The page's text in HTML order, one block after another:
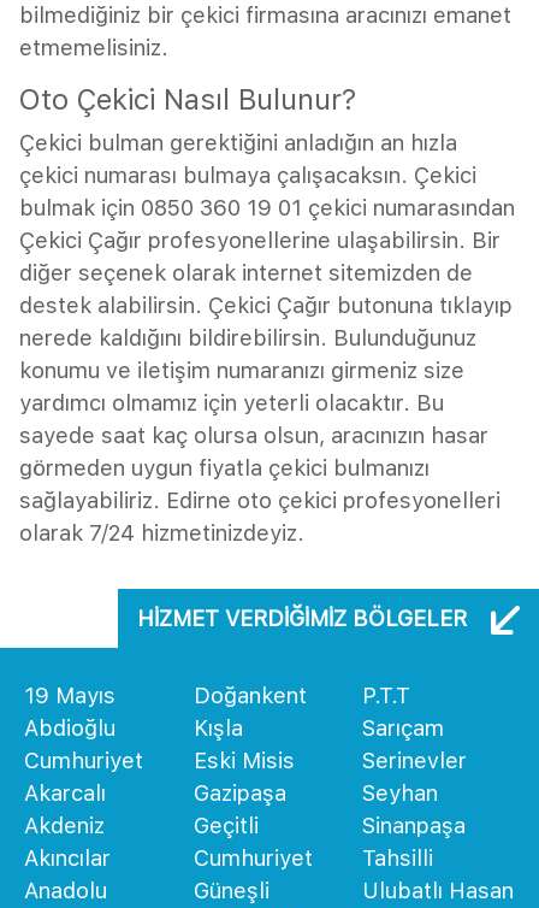
bilmediğiniz bir çekici firmasına aracınızı emanet
etmemelisiniz.
Oto Çekici Nasıl Bulunur?
Çekici bulman gerektiğini anladığın an hızla
çekici numarası bulmaya çalışacaksın. Çekici
bulmak için 0850 360 19 01 çekici numarasından
Çekici Çağır profesyonellerine ulaşabilirsin. Bir
diğer seçenek olarak internet sitemizden de
destek alabilirsin. Çekici Çağır butonuna tıklayıp
nerede kaldığını bildirebilirsin. Bulunduğunuz
konumu ve iletişim numaranızı girmeniz size
yardımcı olmamız için yeterli olacaktır. Bu
sayede saat kaç olursa olsun, aracınızın hasar
görmeden uygun fiyatla çekici bulmanızı
sağlayabiliriz. Edirne oto çekici profesyonelleri
olarak 7/24 hizmetinizdeyiz.
HIZMET VERDIĞIMIZ BÖLGELER
19 Mayıs
Abdioğlu
Cumhuriyet
Akarcalı
Akdeniz
Akıncılar
Anadolu
Doğankent
Kışla
Eski Misis
Gazipaşa
Geçitli
Cumhuriyet
Güneşli
P.T.T
Sarıçam
Serinevler
Seyhan
Sinanpaşa
Tahsilli
Ulubatlı Hasan